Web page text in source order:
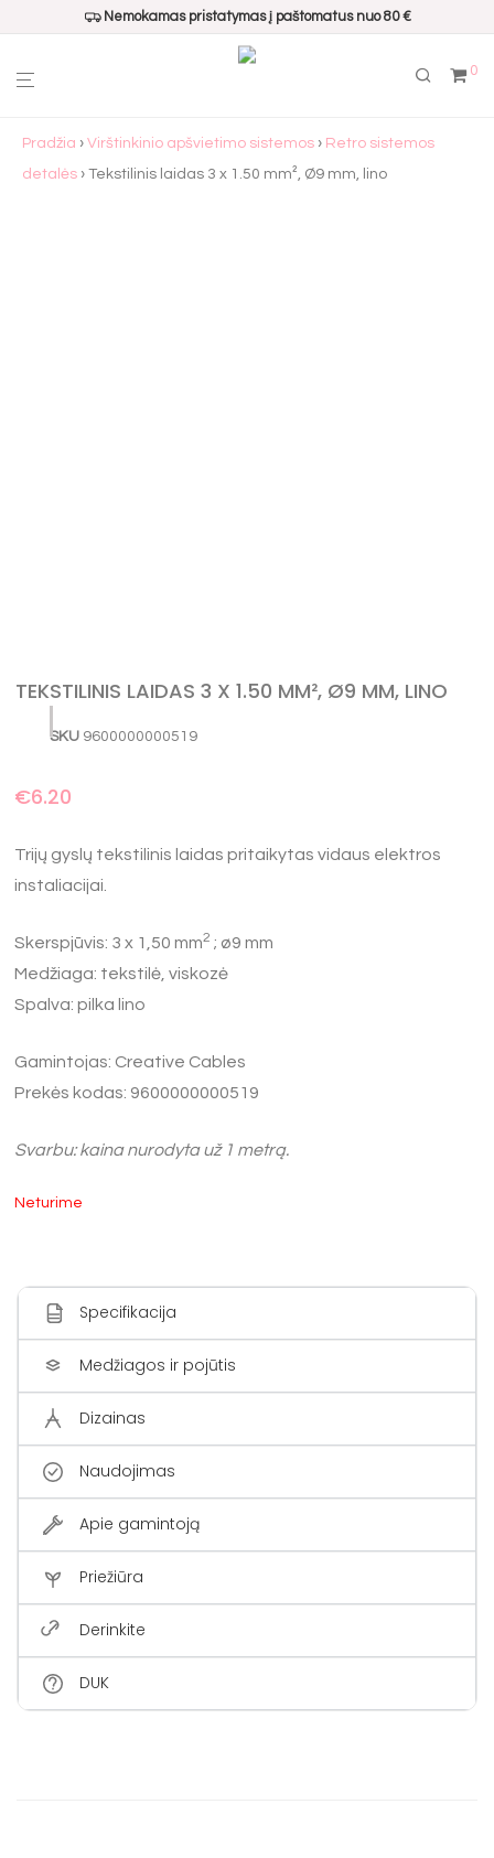
Nemokamas pristatymas į paštomatus nuo 80 €
0
Pradžia › Virštinkinio apšvietimo sistemos › Retro sistemos
detalės › Tekstilinis laidas 3 x 1.50 mm², Ø9 mm, lino
TEKSTILINIS LAIDAS 3 X 1.50 MM², Ø9 MM, LINO
SKU 9600000000519
€6.20
Trijų gyslų tekstilinis laidas pritaikytas vidaus elektros
instaliacijai.
Skerspjūvis: 3 x 1,50 mm2 ; ø9 mm
Medžiaga: tekstilė, viskozė
Spalva: pilka lino
Gamintojas: Creative Cables
Prekės kodas: 9600000000519
Svarbu: kaina nurodyta už 1 metrą.
Neturime
Specifikacija
Medžiagos ir pojūtis
Dizainas
Naudojimas
Apie gamintoją
Priežiūra
Derinkite
DUK